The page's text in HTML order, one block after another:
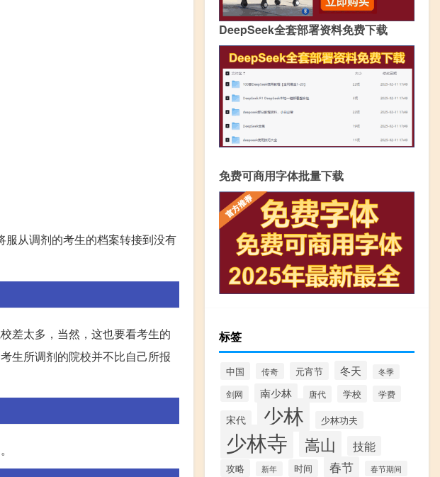
从调剂的考生的档案转接到没有
差太多，当然，这也要看考生的
生所调剂的院校并不比自己所报
DeepSeek全套部署资料免费下载
免费可商用字体批量下载
标签
中国 传奇 元宵节 冬天 冬季
剑网 南少林 唐代 学校 学费
宋代 少林 少林功夫
少林寺 嵩山 技能
攻略 新年 时间 春节 春节期间